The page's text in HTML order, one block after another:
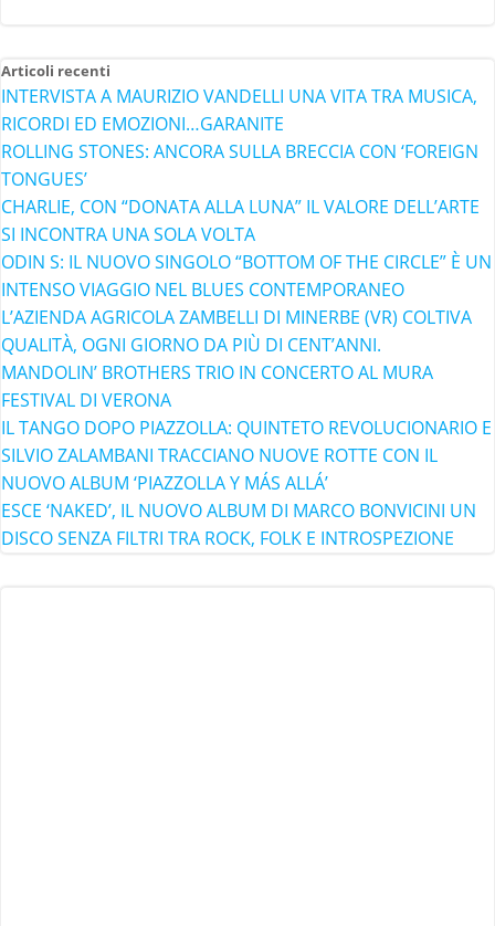
Articoli recenti
INTERVISTA A MAURIZIO VANDELLI UNA VITA TRA MUSICA,
RICORDI ED EMOZIONI…GARANITE
ROLLING STONES: ANCORA SULLA BRECCIA CON ‘FOREIGN
TONGUES’
CHARLIE, CON “DONATA ALLA LUNA” IL VALORE DELL’ARTE
SI INCONTRA UNA SOLA VOLTA
ODIN S: IL NUOVO SINGOLO “BOTTOM OF THE CIRCLE” È UN
INTENSO VIAGGIO NEL BLUES CONTEMPORANEO
L’AZIENDA AGRICOLA ZAMBELLI DI MINERBE (VR) COLTIVA
QUALITÀ, OGNI GIORNO DA PIÙ DI CENT’ANNI.
MANDOLIN’ BROTHERS TRIO IN CONCERTO AL MURA
FESTIVAL DI VERONA
IL TANGO DOPO PIAZZOLLA: QUINTETO REVOLUCIONARIO E
SILVIO ZALAMBANI TRACCIANO NUOVE ROTTE CON IL
NUOVO ALBUM ‘PIAZZOLLA Y MÁS ALLÁ’
ESCE ‘NAKED’, IL NUOVO ALBUM DI MARCO BONVICINI UN
DISCO SENZA FILTRI TRA ROCK, FOLK E INTROSPEZIONE